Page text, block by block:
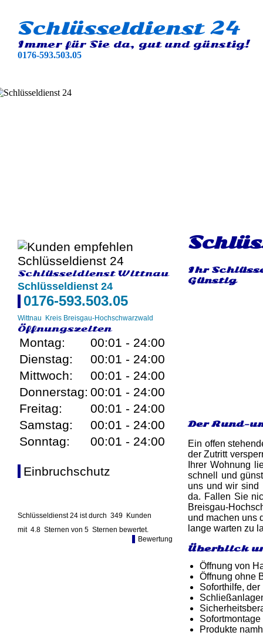
Schlüsseldienst 24
Immer für Sie da, gut und günstig!
0176-593.503.05
Schlüsseldienst Wittnau
Schlüsseldienst 24
0176-593.503.05
Wittnau Kreis Breisgau-Hochschwarzwald
Öffnungszeiten
Montag:
00:01 - 24:00
Dienstag:
00:01 - 24:00
Mittwoch:
00:01 - 24:00
Donnerstag: 00:01 - 24:00
Freitag:
00:01 - 24:00
Samstag:
00:01 - 24:00
Sonntag:
00:01 - 24:00
Einbruchschutz
Schlüsseldienst 24 ist durch 349 Kunden
mit 4.8 Sternen von 5 Sternen bewertet.
Bewertung
Ihr
Günstig
Der Rund-
Ein offen
der Zutritt
Ihrer Wohnung
schnell und
uns und wir sind
da. Fallen Sie
Breisgau-
und machen uns
lange warten zu
Überblick
Öffnung von
Öffnung ohne
Soforthilfe,
Produkte